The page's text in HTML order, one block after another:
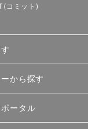
コミット)
から探す
ータル